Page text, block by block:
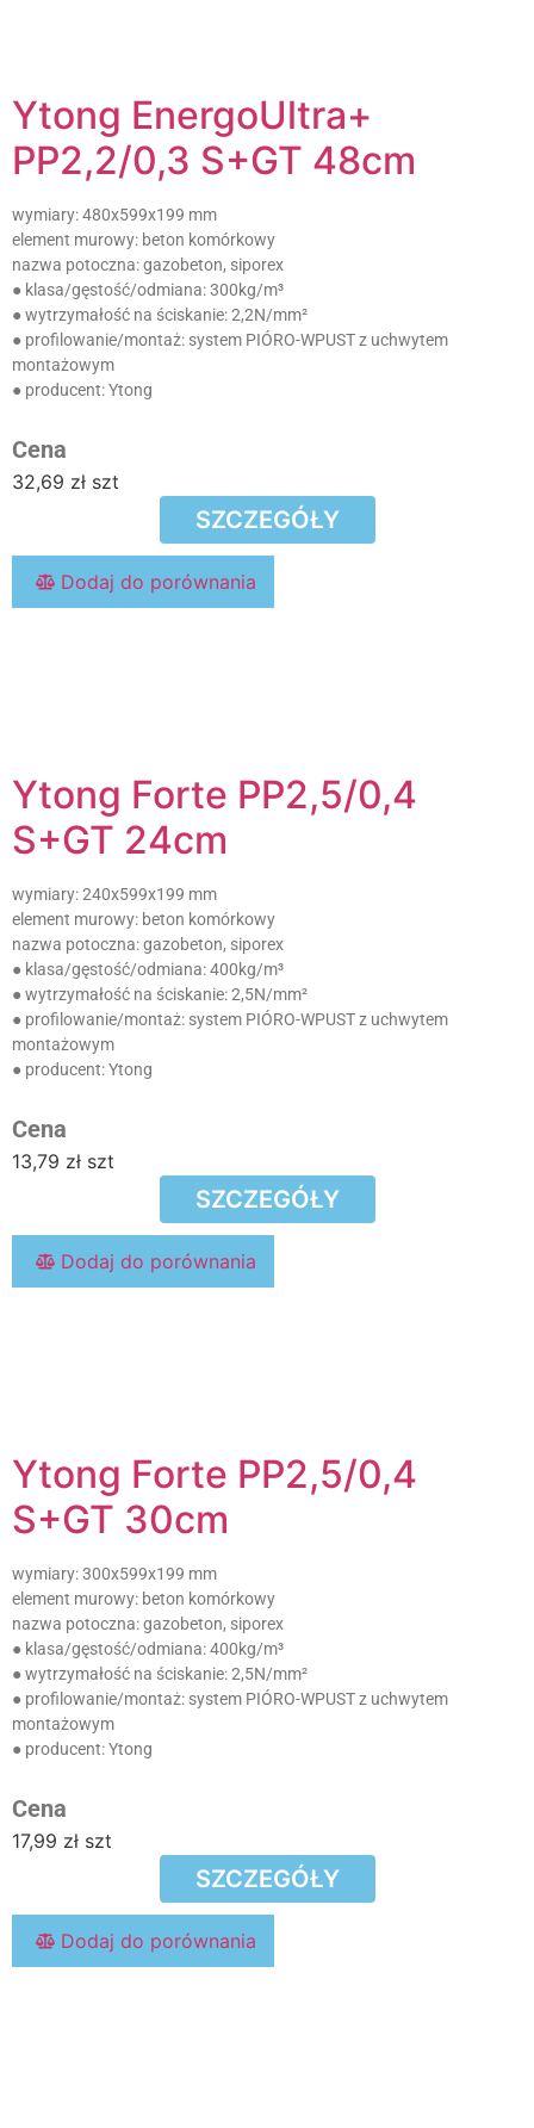
Ytong EnergoUltra+
PP2,2/0,3 S+GT 48cm
wymiary:480x599x199 mm
element murowy: beton komórkowy
nazwa potoczna:gazobeton, siporex
● klasa/gęstość/odmiana:300kg/m³
● wytrzymałość na ściskanie:2,2N/mm²
● profilowanie/montaż: system PIÓRO-WPUST z uchwytem
montażowym
● producent:Ytong
Cena
32,69 zł szt
SZCZEGÓŁY
Dodaj do porównania
Ytong Forte PP2,5/0,4
S+GT 24cm
wymiary:240x599x199 mm
element murowy: beton komórkowy
nazwa potoczna:gazobeton, siporex
● klasa/gęstość/odmiana:400kg/m³
● wytrzymałość na ściskanie:2,5N/mm²
● profilowanie/montaż: system PIÓRO-WPUST z uchwytem
montażowym
● producent:Ytong
Cena
13,79 zł szt
SZCZEGÓŁY
Dodaj do porównania
Ytong Forte PP2,5/0,4
S+GT 30cm
wymiary:300x599x199 mm
element murowy: beton komórkowy
nazwa potoczna:gazobeton, siporex
● klasa/gęstość/odmiana:400kg/m³
● wytrzymałość na ściskanie:2,5N/mm²
● profilowanie/montaż: system PIÓRO-WPUST z uchwytem
montażowym
● producent:Ytong
Cena
17,99 zł szt
SZCZEGÓŁY
Dodaj do porównania